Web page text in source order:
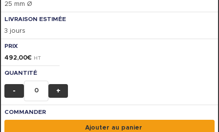
25 mm Ø
3 jours
492,00€ HT
- +
Ajouter au panier